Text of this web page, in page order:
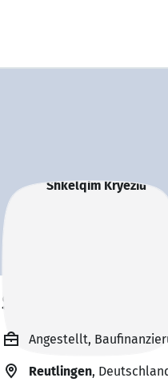
Shkelqim
Angestellt,
Reutlingen,